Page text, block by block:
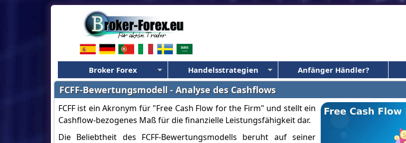
Broker Forex Handelsstrategien Anfänger Händler?
FCFF-Bewertungsmodell - Analyse des Cashflows
FCFF ist ein Akronym für "Free Cash Flow for the Firm" und stellt ein
Cashflow-bezogenes Maß für die finanzielle Leistungsfähigkeit dar.
Die Beliebtheit des FCFF-Bewertungsmodells beruht auf seiner